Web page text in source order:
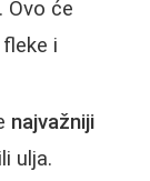
Ovo će
i
najvažniji
ulja.